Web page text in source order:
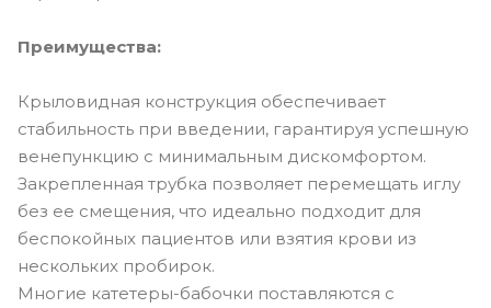
Преимущества:
Крыловидная конструкция обеспечивает
стабильность при введении, гарантируя успешную
венепункцию с минимальным дискомфортом.
Закрепленная трубка позволяет перемещать иглу
без ее смещения, что идеально подходит для
беспокойных пациентов или взятия крови из
нескольких пробирок.
Многие катетеры-бабочки поставляются с